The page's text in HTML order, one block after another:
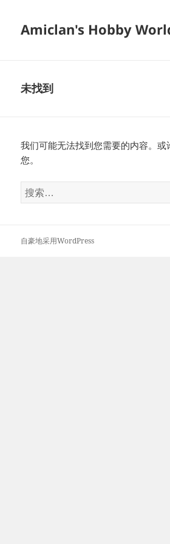
Amiclan's Hobby
未找到
我们可能无法找到您需要的内容。或
您。
搜
索：
自豪地采用WordPress